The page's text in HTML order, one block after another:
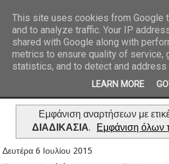
Εμφάνιση αναρτήσεων με
ΔΙΑΔΙΚΑΣΙΑ. Εμφάνιση όλων
Δευτέρα 6 Ιουλίου 2015
This site uses cookies from Google
and to analyze traffic. Your IP
shared with Google along with
metrics to ensure quality of service,
statistics, and to detect and address
LEARN MORE